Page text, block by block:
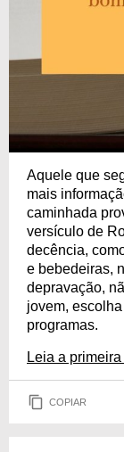
Aquele que
mais
caminhada
versículo de
decência,
e bebedeiras,
depravação,
jovem,
programas.
Leia a
COPIAR